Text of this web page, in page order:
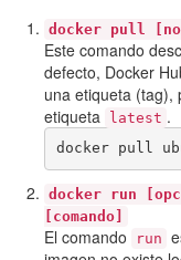
docker pull
Este comando
defecto, Docker
una etiqueta (tag),
etiqueta
latest .
docker pull
docker run
[comando]
El comando run